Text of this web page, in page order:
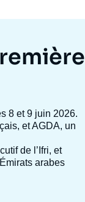
8 et 9 juin 2026.
et AGDA, un
de l’Ifri, et
arabes